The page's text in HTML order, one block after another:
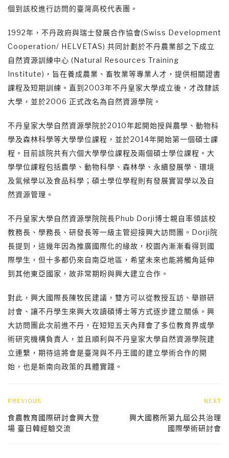
個到該校進行訪問的臺灣高校代表團。
1992年，不丹政府與瑞士發展合作協會(Swiss Development
Cooperation/ HELVETAS) 共同計劃於不丹農業部之下成立
自然資源訓練中心 (Natural Resources Training
Institute)，旨在養成農業、畜牧業等專業人才，提供相關證書
課程及短期訓練。直到2003年不丹皇家大學成立後，才改隸該
大學，並於2006 正式改名為自然資源學院。
不丹皇家大學自然資源學院於2010年起開始授與農學、動物科
學及森林科學等大學學位課程，並於2014年開始第一個碩士課
程。目前該院共有六個大學學位課程及兩個碩士學位課程。大
學學位課程包括農學、動物科學、森林學、永續發展學、環境
及氣候學以及食品科學；碩士學位學程則有發展實習學以及自
然資源管理。
不丹皇家大學自然資源學院院長Phub Dorji博士親自率領該校
教務長、學務長、研發長等一級主管迎接興大訪問團。Dorji院
長提到，這幾年因為推廣國際化的緣故，校園內漸漸看得到國
際學生，但十多都仍來自南亞地區，希望未來也能將觸角延伸
到其他東亞國家，故非常期盼與興大建立合作。
對此，興大國際長陳牧民建議，雙方可以從教授互訪、舉辦研
討會、讓不丹學生來興大攻讀碩博士等方式逐步建立關係。興
大訪問團此次前進不丹，在短短五天內拜會了多位教育界或學
術研究機構負責人，並且順利與不丹皇家大學自然資源學院建
立連繫，期待這將會是臺灣與不丹王國的建立學術合作的開
始，也是新南向政策的具體實踐。
PREVIOUS
食農教育國際研討會興大登
場 臺日韓經驗交流
NEXT
興大國務所第九屆公共治理
國際學術研討會